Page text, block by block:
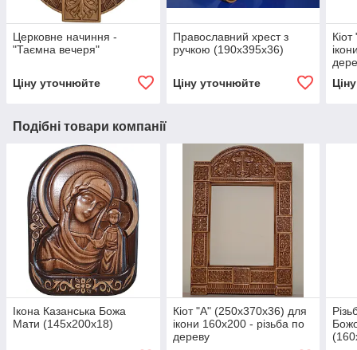
Церковне начиння -
"Таємна вечеря"
Ціну уточнюйте
Православний хрест з
ручкою (190х395х36)
Ціну уточнюйте
Подібні товари компанії
Ікона Казанська Божа
Мати (145х200х18)
Кіот "А" (250х370х36) для
ікони 160х200 - різьба по
дереву